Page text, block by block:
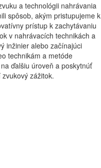
a technológii nahrávania
spôsob, akým pristupujeme k
prístup k zachytávaniu
v nahrávacích technikách a
inžinier alebo začínajúci
technikám a metóde
ďalšiu úroveň a poskytnúť
zážitok.